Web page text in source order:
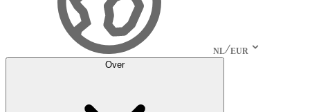
NL EUR
Over